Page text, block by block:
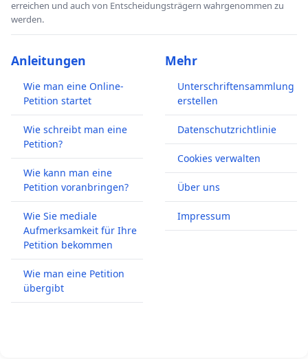
erreichen und auch von Entscheidungsträgern wahrgenommen zu
werden.
Anleitungen
Wie man eine Online-
Petition startet
Wie schreibt man eine
Petition?
Wie kann man eine
Petition voranbringen?
Wie Sie mediale
Aufmerksamkeit für Ihre
Petition bekommen
Wie man eine Petition
übergibt
Mehr
Unterschriftensammlung
erstellen
Datenschutzrichtlinie
Cookies verwalten
Über uns
Impressum